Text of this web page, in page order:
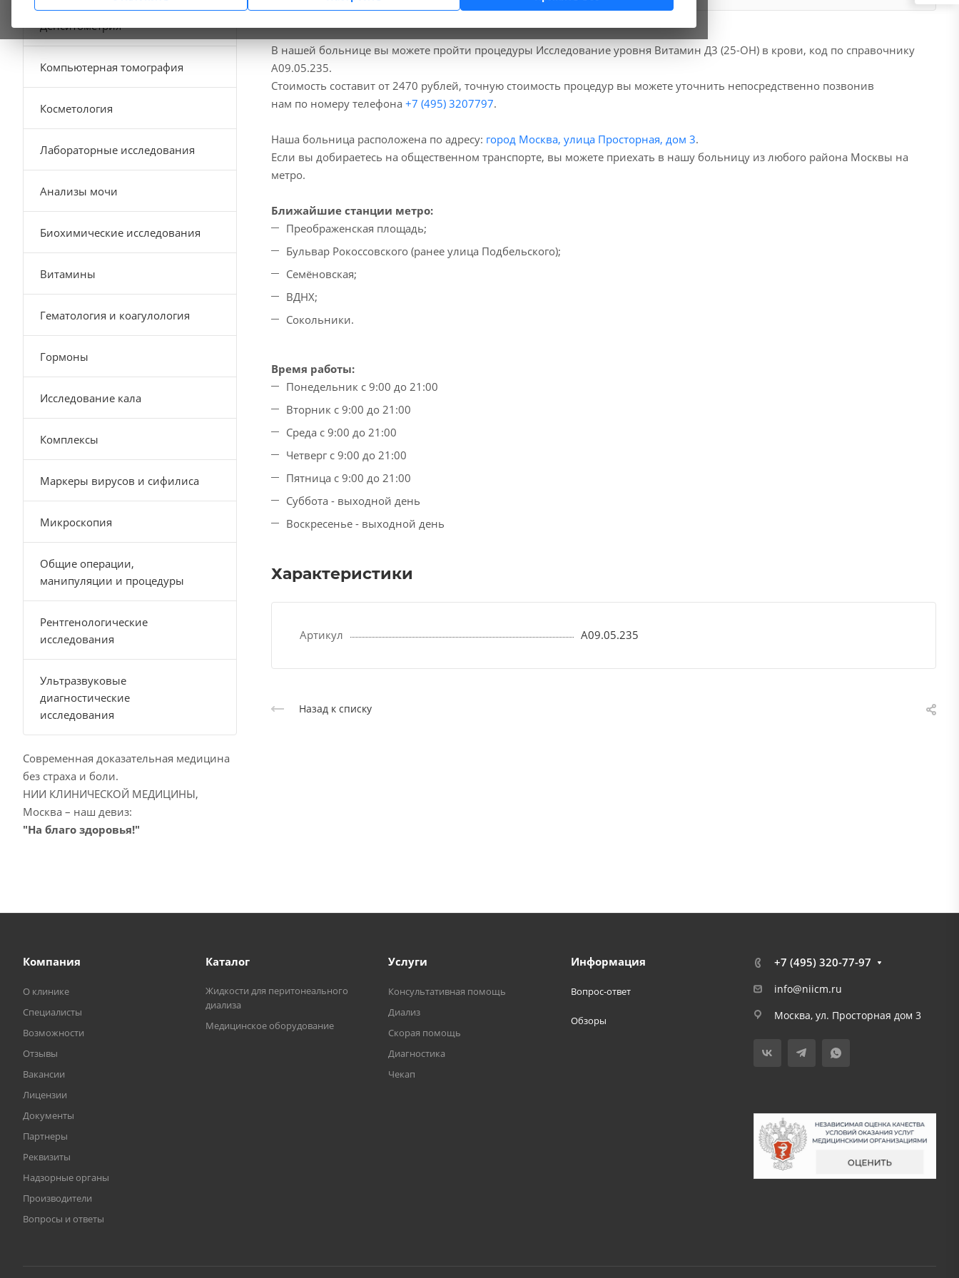
В нашей больнице вы можете пройти процедуры Исследование уровня Витамин Д3 (25-ОН) в крови, код по справочнику
A09.05.235.
Стоимость составит от 2470 рублей, точную стоимость процедур вы можете уточнить непосредственно позвонив
нам по номеру телефона +7 (495) 3207797.
Наша больница расположена по адресу: город Москва, улица Просторная, дом 3.
Если вы добираетесь на общественном транспорте, вы можете приехать в нашу больницу из любого района Москвы на
метро.
Ближайшие станции метро:
Преображенская площадь;
Бульвар Рокоссовского (ранее улица Подбельского);
Семёновская;
ВДНХ;
Сокольники.
Время работы:
Понедельник с 9:00 до 21:00
Вторник с 9:00 до 21:00
Среда с 9:00 до 21:00
Четверг с 9:00 до 21:00
Пятница с 9:00 до 21:00
Суббота - выходной день
Воскресенье - выходной день
Характеристики
Артикул A09.05.235
Назад к списку
Денситометрия
Компьютерная томография
Косметология
Лабораторные исследования
Анализы мочи
Биохимические исследования
Витамины
Гематология и коагулология
Гормоны
Исследование кала
Комплексы
Маркеры вирусов и сифилиса
Микроскопия
Общие операции,
манипуляции и процедуры
Рентгенологические
исследования
Ультразвуковые
диагностические
исследования
Современная доказательная медицина
без страха и боли.
НИИ КЛИНИЧЕСКОЙ МЕДИЦИНЫ,
Москва – наш девиз:
"На благо здоровья!"
Компания
О клинике
Специалисты
Возможности
Отзывы
Вакансии
Лицензии
Документы
Партнеры
Реквизиты
Надзорные органы
Производители
Вопросы и ответы
Каталог
Жидкости для перитонеального
диализа
Медицинское оборудование
Услуги
Консультативная помощь
Диализ
Скорая помощь
Диагностика
Чекап
Информация
Вопрос-ответ
Обзоры
+7 (495) 320-77-97
info@niicm.ru
Москва, ул. Просторная дом 3